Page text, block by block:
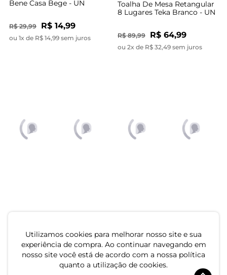
Utilizamos cookies para melhorar nosso site e sua
experiência de compra. Ao continuar navegando em
nosso site você está de acordo com a nossa política
quanto a utilização de cookies.
Bene Casa Bege - UN
R$ 29,99 R$ 14,99
ou 1x de R$ 14,99 sem juros
Toalha De Mesa Retangular
8 Lugares Teka Branco - UN
R$ 89,99 R$ 64,99
ou 2x de R$ 32,49 sem juros